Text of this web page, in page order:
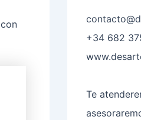
con
+34 682
Te